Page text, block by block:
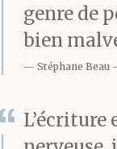
genre de
bien
Stéphane Beau
L’écriture